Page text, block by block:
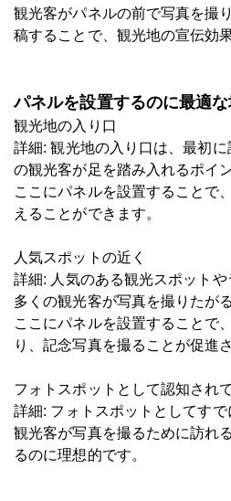
観光客がパネルの前で写真を撮
稿することで、観光地の宣伝効
パネルを設置するのに最適
観光地の入り口
詳細: 観光地の入り口は、最初に
の観光客が足を踏み入れるポイ
ここにパネルを設置することで
えることができます。
人気スポットの近く
詳細: 人気のある観光スポットや
多くの観光客が写真を撮りたが
ここにパネルを設置することで
り、記念写真を撮ることが促進
フォトスポットとして認知され
詳細: フォトスポットとしてすで
観光客が写真を撮るために訪れ
るのに理想的です。